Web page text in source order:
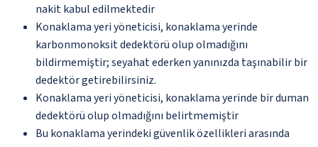
nakit kabul edilmektedir
Konaklama yeri yöneticisi, konaklama yerinde
karbonmonoksit dedektörü olup olmadığını
bildirmemiştir; seyahat ederken yanınızda taşınabilir bir
dedektör getirebilirsiniz.
Konaklama yeri yöneticisi, konaklama yerinde bir duman
dedektörü olup olmadığını belirtmemiştir
Bu konaklama yerindeki güvenlik özellikleri arasında